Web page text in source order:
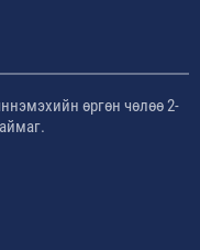
өргөн чөлөө 2-